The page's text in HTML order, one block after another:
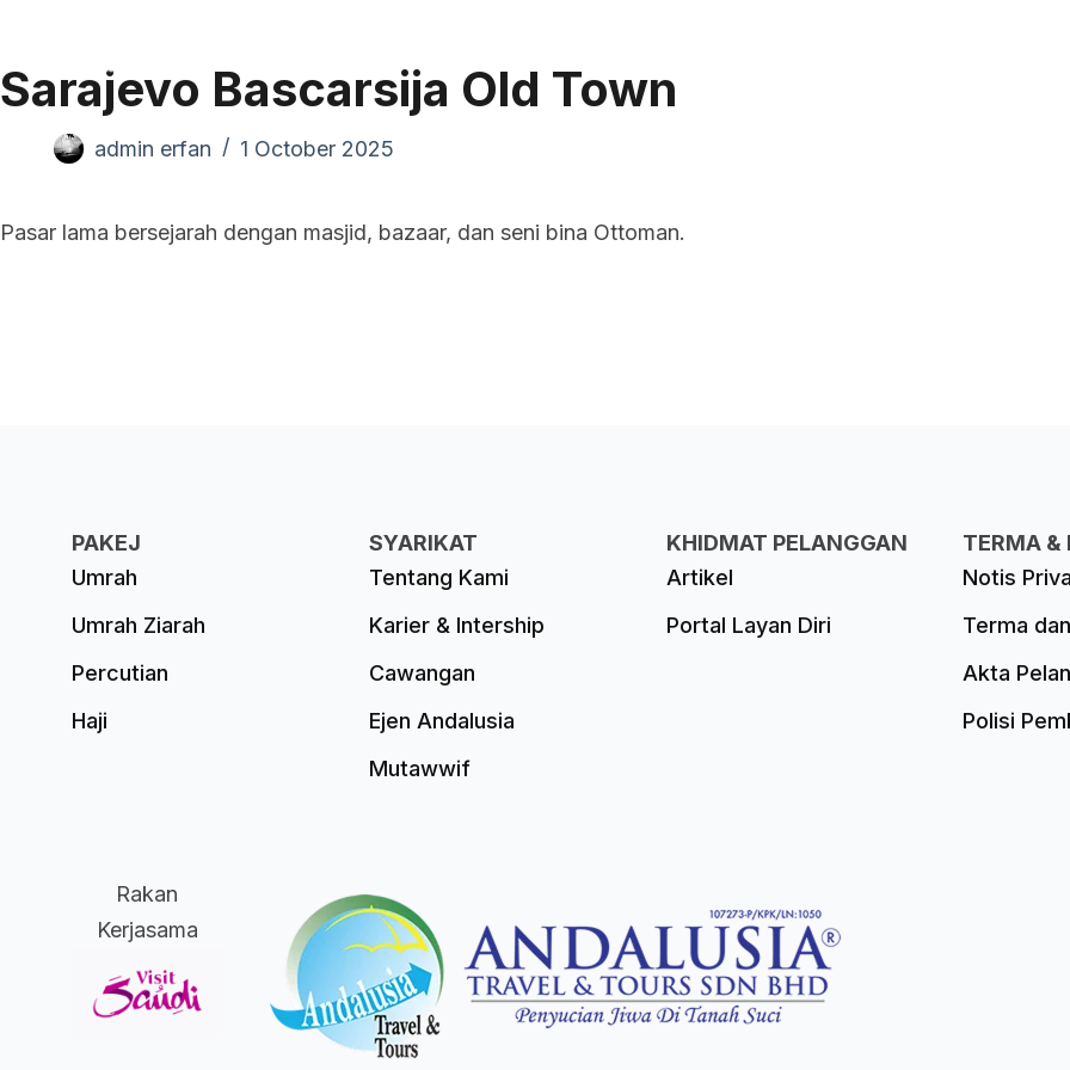
Sarajevo Bascarsija Old Town
admin erfan 1 October 2025
Pasar lama bersejarah dengan masjid, bazaar, dan seni bina Ottoman.
PAKEJ
Umrah
Umrah Ziarah
Percutian
Haji
SYARIKAT
Tentang Kami
Karier & Intership
Cawangan
Ejen Andalusia
Mutawwif
KHIDMAT PELANGGAN
Artikel
Portal Layan Diri
TERMA &
Notis
Terma
Akta
Polisi
Rakan
Kerjasama